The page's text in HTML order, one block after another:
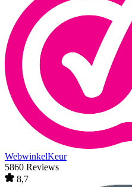
WebwinkelKeur
5860 Reviews
8,7